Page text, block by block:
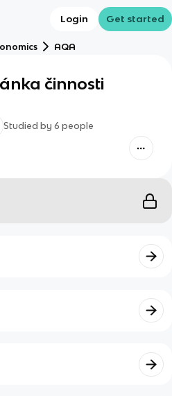
Login Get started
AQA
činnosti
Studied by 6 people